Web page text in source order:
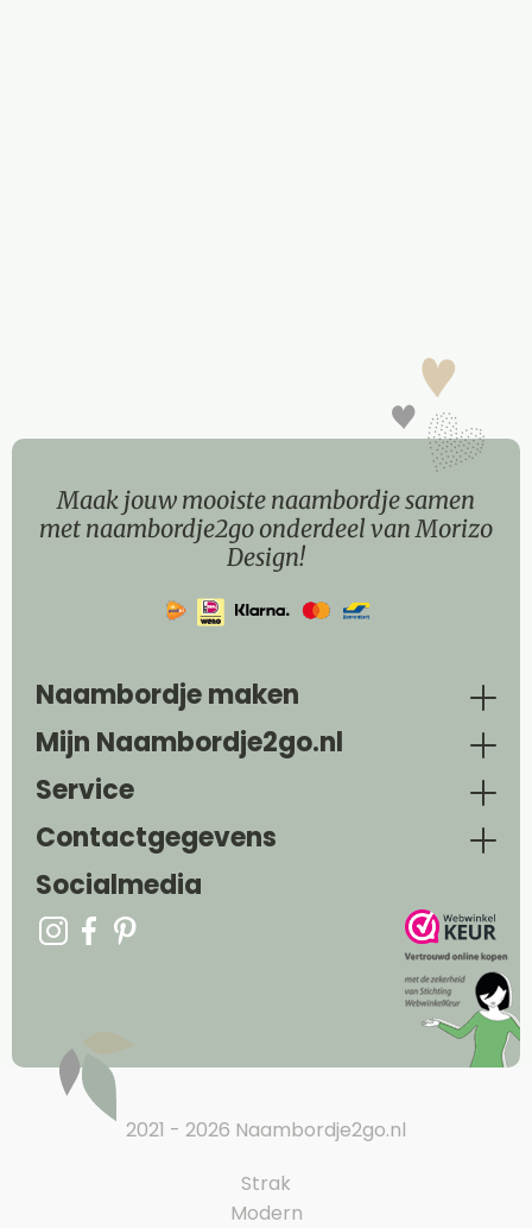
Maak jouw mooiste naambordje samen
met naambordje2go onderdeel van Morizo
Design!
Naambordje maken
Mijn Naambordje2go.nl
Service
Contactgegevens
Socialmedia
2021 - 2026 Naambordje2go.nl
Strak
Modern